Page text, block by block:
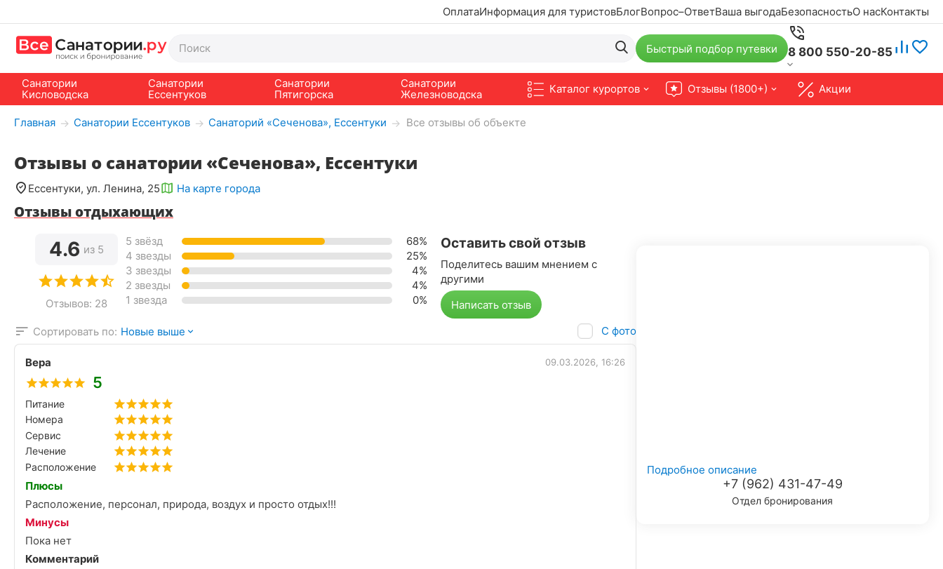
ОплатаИнформация для туристовБлогВопрос–ОтветВаша выгодаБезопасностьО насКонтакты
Быстрый подбор путевки 8 800 550-20-85
Санатории
Кисловодска
Санатории
Ессентуков
Санатории
Пятигорска
Санатории
Железноводска
Каталог курортов Отзывы (1800+) Акции
Главная → Санатории Ессентуков → Санаторий «Сеченова», Ессентуки → Все отзывы об объекте
Отзывы о санатории «Сеченова», Ессентуки
Ессентуки, ул. Ленина, 25 На карте города
Подробное описание
+7 (962) 431-47-49
Отдел бронирования
Отзывы отдыхающих
Оставить свой отзыв
Поделитесь вашим мнением с
другими
Написать отзыв
4.6 из 5
Отзывов: 28
5 звёзд
68%
4 звезды
25%
3 звезды
4%
2 звезды
4%
1 звезда
0%
Сортировать по: Новые выше С фото
Вера 09.03.2026, 16:26
5
Питание
Номера
Сервис
Лечение
Расположение
Плюсы
Расположение, персонал, природа, воздух и просто отдых!!!
Минусы
Пока нет
Комментарий